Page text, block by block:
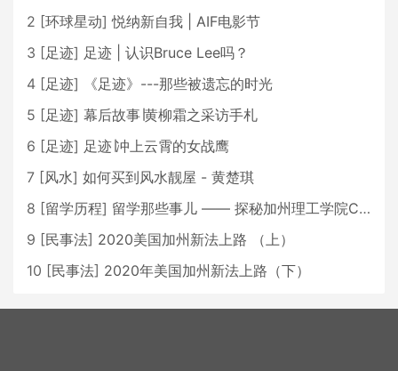
2 [环球星动] 悦纳新自我 | AIF电影节
3 [足迹] 足迹 | 认识Bruce Lee吗？
4 [足迹]
《足迹》---那些被遗忘的时光
5 [足迹] 幕后故事∣黄柳霜之采访手札
6 [足迹] 足迹∣冲上云霄的女战鹰
7 [风水] 如何买到风水靓屋 - 黄楚琪
8 [留学历程] 留学那些事儿 —— 探秘加州理工学院Caltech博士生活 [上集]
9 [民事法] 2020美国加州新法上路 （上）
10 [民事法] 2020年美国加州新法上路（下）